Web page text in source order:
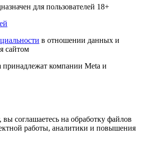
для пользователей 18+
в отношении данных и
сайтом
принадлежат компании Metа и
вы соглашаетесь на обработку файлов
работы, аналитики и повышения